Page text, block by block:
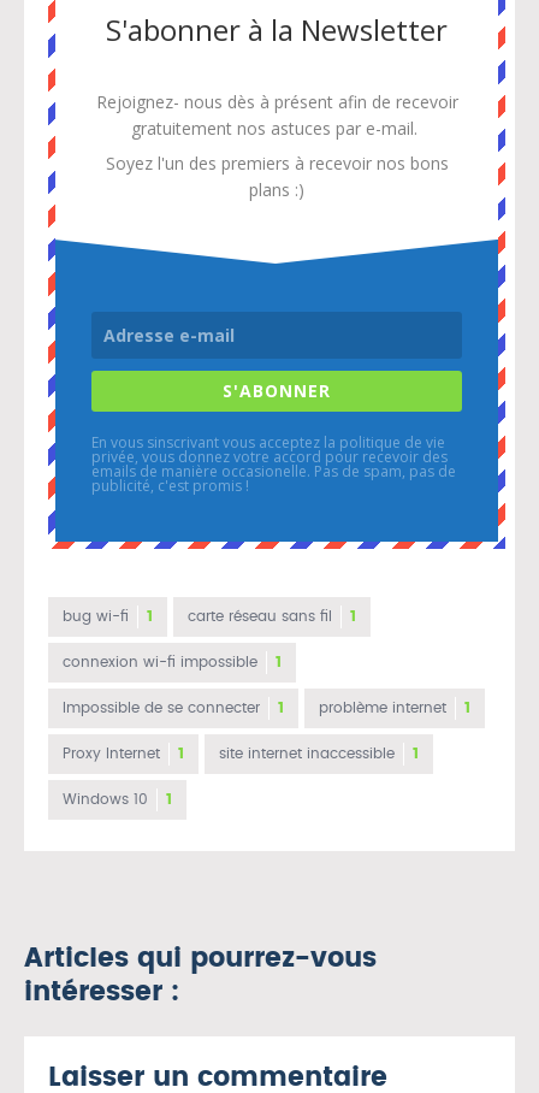
S'abonner à la Newsletter
Rejoignez- nous dès à présent afin de recevoir
gratuitement nos astuces par e-mail.
Soyez l'un des premiers à recevoir nos bons
plans :)
S'ABONNER
En vous sinscrivant vous acceptez la politique de vie
privée, vous donnez votre accord pour recevoir des
emails de manière occasionelle. Pas de spam, pas de
publicité, c'est promis !
bug wi-fi 1 carte réseau sans fil 1
connexion wi-fi impossible 1
Impossible de se connecter 1 problème internet 1
Proxy Internet 1 site internet inaccessible 1
Windows 10 1
Articles qui pourrez-vous
intéresser :
Laisser un commentaire